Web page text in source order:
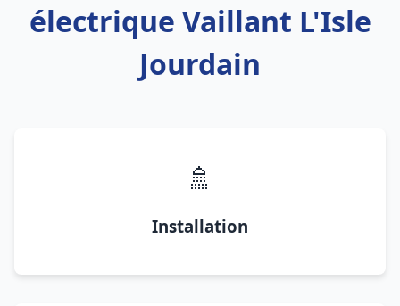
électrique Vaillant L'Isle
Jourdain
🚿
Installation